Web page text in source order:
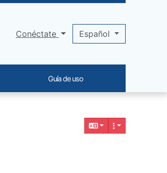
Conéctate Español
Guía de uso